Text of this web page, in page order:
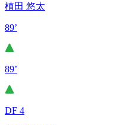
植田 悠太
89’
89’
DF 4